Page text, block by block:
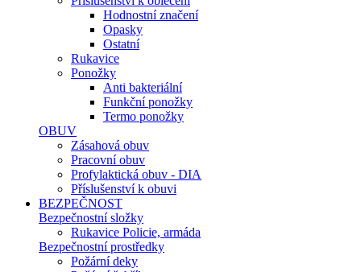
Hodnostní značení
Opasky
Ostatní
Rukavice
Ponožky
Anti bakteriální
Funkční ponožky
Termo ponožky
OBUV
Zásahová obuv
Pracovní obuv
Profylaktická obuv - DIA
Příslušenství k obuvi
BEZPEČNOST
Bezpečnostní složky
Rukavice Policie, armáda
Bezpečnostní prostředky
Požární deky